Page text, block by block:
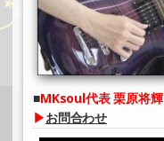
MKsoul代表 栗原将輝
▶お問合わせ